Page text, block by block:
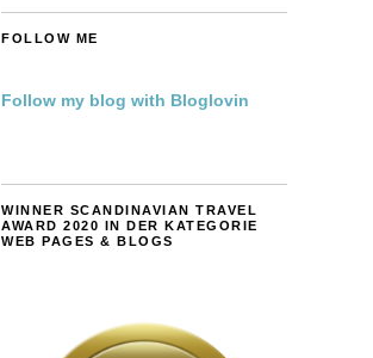
FOLLOW ME
Follow my blog with Bloglovin
WINNER SCANDINAVIAN TRAVEL
AWARD 2020 IN DER KATEGORIE
WEB PAGES & BLOGS